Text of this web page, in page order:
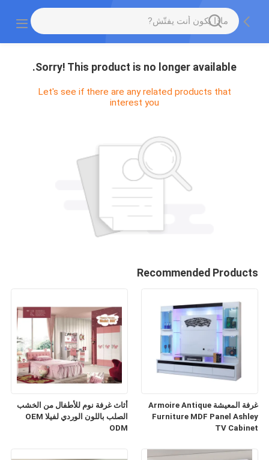
Sorry! This product is no longer available.
Let's see if there are any related products that
interest you
Recommended Products
أثاث غرفة نوم للأطفال من الخشب
الصلب باللون الوردي لفيلا OEM
ODM
غرفة المعيشة Armoire Antique
Furniture MDF Panel Ashley
TV Cabinet